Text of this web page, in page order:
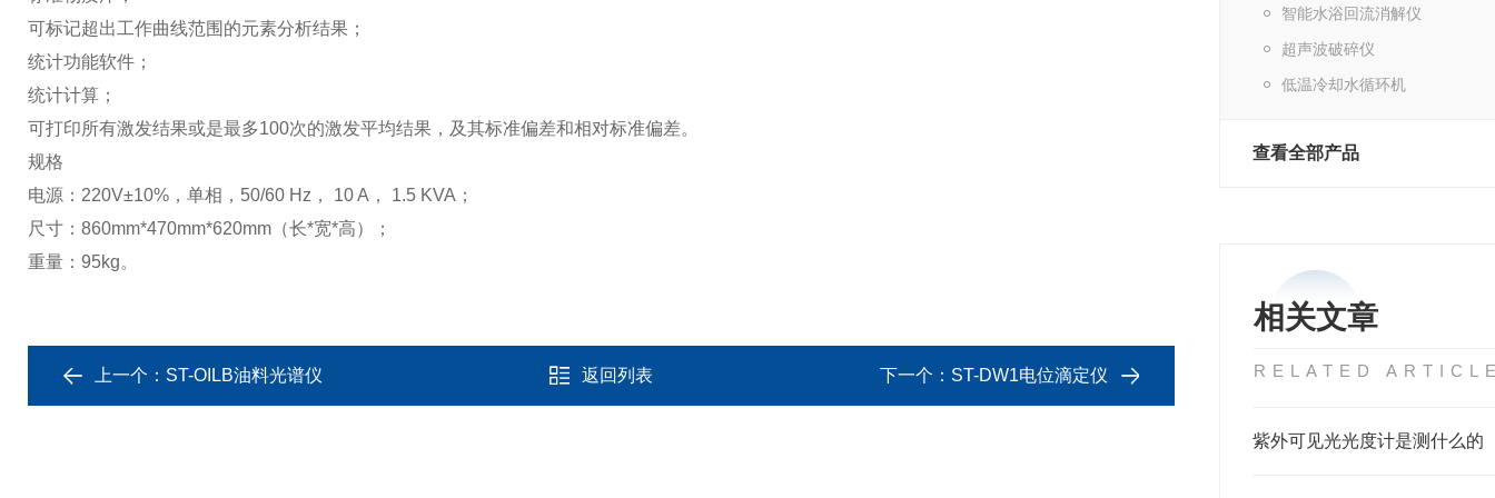
智能水浴回流消解仪
超声波破碎仪
低温冷却水循环机
查看全部产品
相关文章
RELATED
紫外可见光光度计是测什么的
可标记超出工作曲线范围的元素分析结果；
统计功能软件；
统计计算；
可打印所有激发结果或是最多100次的激发平均结果，及其标准偏差和相对标准偏差。
规格
电源：220V±10%，单相，50/60 Hz， 10 A， 1.5 KVA；
尺寸：860mm*470mm*620mm（长*宽*高）；
重量：95kg。
上一个： ST-OILB油料光谱仪 返回列表 下一个： ST-DW1电位滴定仪